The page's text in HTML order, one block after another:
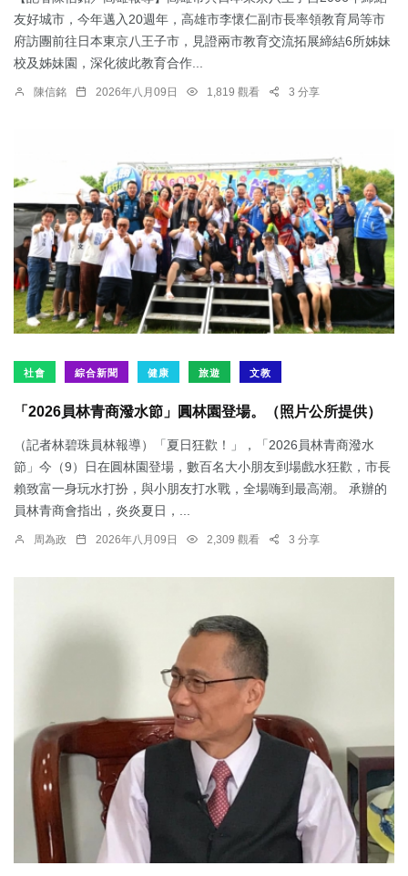
友好城市，今年邁入20週年，高雄市李懷仁副市長率領教育局等市
府訪團前往日本東京八王子市，見證兩市教育交流拓展締結6所姊妹
校及姊妹園，深化彼此教育合作...
陳信銘 2026年八月09日 1,819 觀看 3 分享
社會 綜合新聞 健康 旅遊 文教
「2026員林青商潑水節」圓林園登場。（照片公所提供）
（記者林碧珠員林報導）「夏日狂歡！」，「2026員林青商潑水
節」今（9）日在圓林園登場，數百名大小朋友到場戲水狂歡，市長
賴致富一身玩水打扮，與小朋友打水戰，全場嗨到最高潮。 承辦的
員林青商會指出，炎炎夏日，...
周為政 2026年八月09日 2,309 觀看 3 分享